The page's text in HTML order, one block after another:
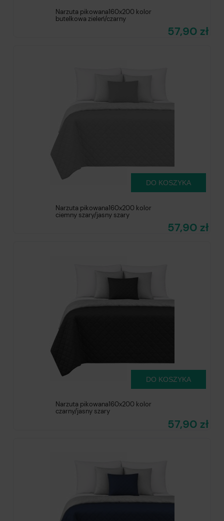
Narzuta pikowana160x200 kolor
butelkowa zieleń/czarny
57,90 zł
Narzuta pikowana160x200 kolor
ciemny szary/jasny szary
57,90 zł
DO KOSZYKA
Narzuta pikowana160x200 kolor
czarny/jasny szary
57,90 zł
DO KOSZYKA